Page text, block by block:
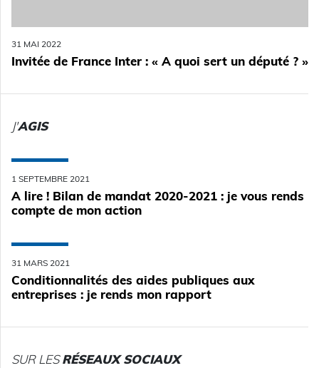
31 MAI 2022
Invitée de France Inter : « A quoi sert un député ? »
J'AGIS
1 SEPTEMBRE 2021
A lire ! Bilan de mandat 2020-2021 : je vous rends
compte de mon action
31 MARS 2021
Conditionnalités des aides publiques aux
entreprises : je rends mon rapport
SUR LESRÉSEAUX SOCIAUX